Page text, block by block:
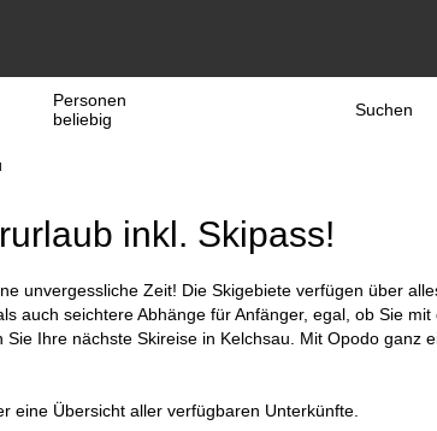
Personen
beliebig
Suchen
inkl. Skipass!
unvergessliche Zeit! Die Skigebiete verfügen über
auch seichtere Abhänge für Anfänger, egal, ob Sie
Ihre nächste Skireise in Kelchsau. Mit Opodo ganz
eine Übersicht aller verfügbaren Unterkünfte.